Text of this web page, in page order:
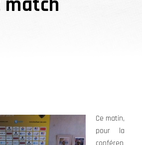
Ce matin,
pour la
conféren